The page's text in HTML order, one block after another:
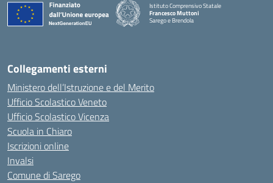
Istituto Comprensivo Statale
Francesco Muttoni
Sarego e Brendola
— Visita la pagina iniziale della scuola
Collegamenti esterni
Ministero dell’Istruzione e del Merito
Ufficio Scolastico Veneto
Ufficio Scolastico Vicenza
Scuola in Chiaro
Iscrizioni online
Invalsi
Comune di Sarego